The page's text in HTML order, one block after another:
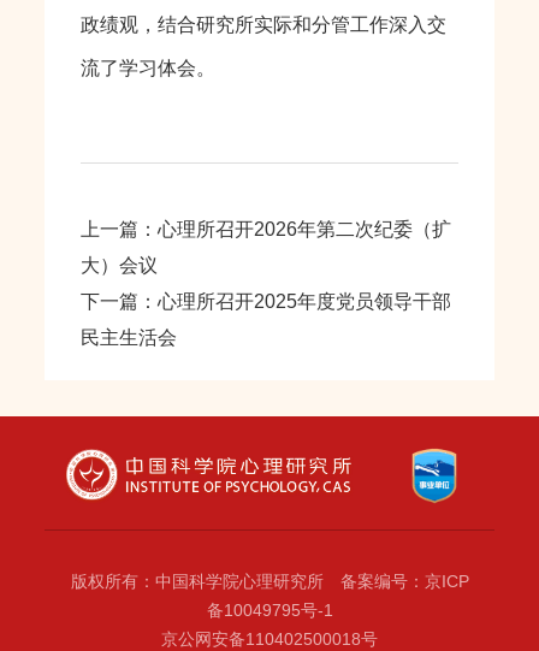
政绩观，结合研究所实际和分管工作深入交
流了学习体会。
上一篇：心理所召开2026年第二次纪委（扩
大）会议
下一篇：心理所召开2025年度党员领导干部
民主生活会
版权所有：中国科学院心理研究所 备案编号：京ICP
备10049795号-1
京公网安备110402500018号